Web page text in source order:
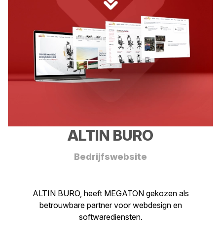
ALTIN BURO
Bedrijfswebsite
ALTIN BURO, heeft MEGATON gekozen als
betrouwbare partner voor webdesign en
softwarediensten.